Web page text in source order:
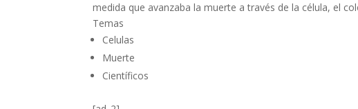
medida que avanzaba la muerte a través de la célula, el
Temas
Celulas
Muerte
Científicos